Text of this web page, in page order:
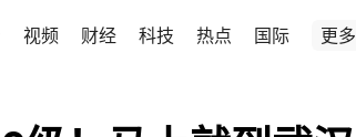
视频 财经 科技 热点 国际 更多